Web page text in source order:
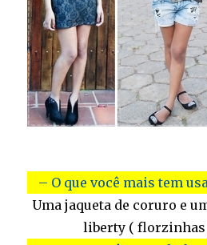
– O que você mais tem
Uma jaqueta de coruro e
liberty ( florzinhas